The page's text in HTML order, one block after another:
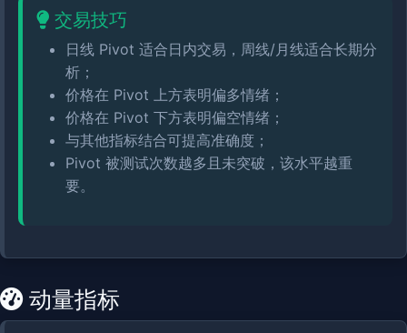
交易技巧
日线 Pivot 适合日内交易，周线/月线适合长期分
析；
价格在 Pivot 上方表明偏多情绪；
价格在 Pivot 下方表明偏空情绪；
与其他指标结合可提高准确度；
Pivot 被测试次数越多且未突破，该水平越重
要。
动量指标